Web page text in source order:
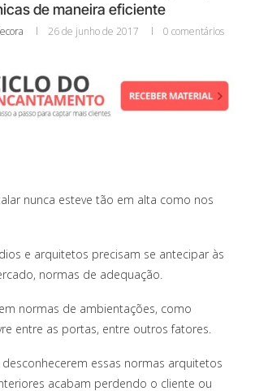
de maneira eficiente
26 de junho de 2017 0 comentários
nunca esteve tão em alta como nos
e arquitetos precisam se antecipar às
normas de adequação.
normas de ambientações, como
entre as portas, entre outros fatores.
essas normas arquitetos
acabam perdendo o cliente ou